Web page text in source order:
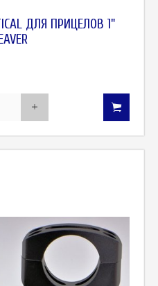
ДЛЯ ПРИЦЕЛОВ 1"